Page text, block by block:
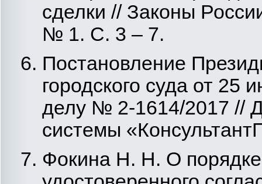
сделки // Законы
№ 1. С. 3 – 7.
Постановление
городского суда от 25
делу № 2-1614/2017 //
системы
Фокина Н. Н. О